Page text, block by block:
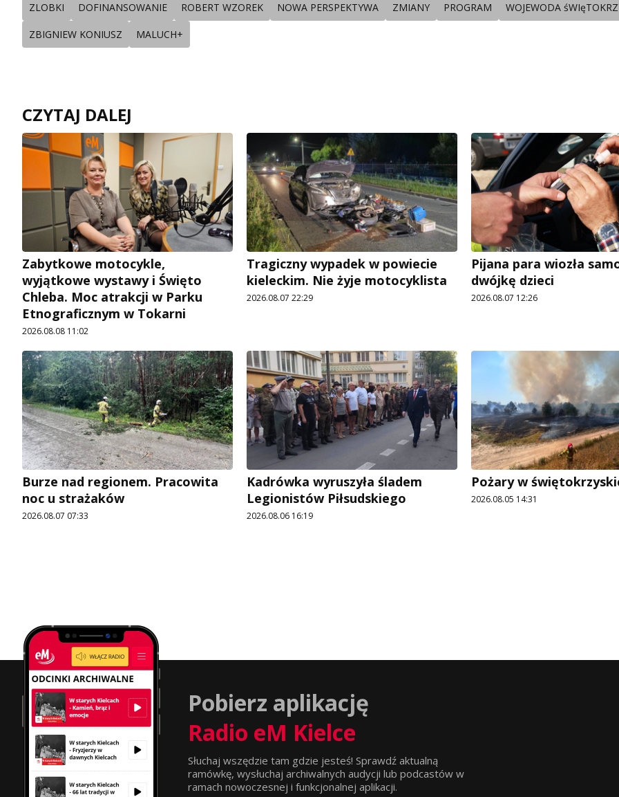
ZLOBKI DOFINANSOWANIE ROBERT WZOREK NOWA PERSPEKTYWA ZMIANY PROGRAM WOJEWODA
ZBIGNIEW KONIUSZ MALUCH+
CZYTAJ DALEJ
Zabytkowe motocykle,
wyjątkowe wystawy i Święto
Chleba. Moc atrakcji w Parku
Etnograficznym w Tokarni
2026.08.08 11:02
Tragiczny wypadek w powiecie
kieleckim. Nie żyje motocyklista
2026.08.07 22:29
Pijana para wiozła
dwójkę dzieci
2026.08.07 12:26
Burze nad regionem. Pracowita
noc u strażaków
2026.08.07 07:33
Kadrówka wyruszyła śladem
Legionistów Piłsudskiego
2026.08.06 16:19
Pożary w
2026.08.05 14:31
Pobierz aplikację
Radio eM Kielce
Słuchaj wszędzie tam gdzie jesteś! Sprawdź aktualną
ramówkę, wysłuchaj archiwalnych audycji lub podcastów w
ramach nowoczesnej i funkcjonalnej aplikacji.